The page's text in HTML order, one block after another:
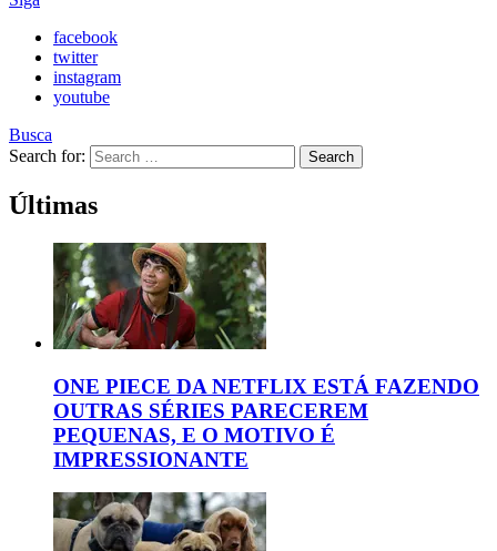
facebook
twitter
instagram
youtube
Busca
Search for:
Search
Últimas
ONE PIECE DA NETFLIX ESTÁ FAZENDO
OUTRAS SÉRIES PARECEREM
PEQUENAS, E O MOTIVO É
IMPRESSIONANTE